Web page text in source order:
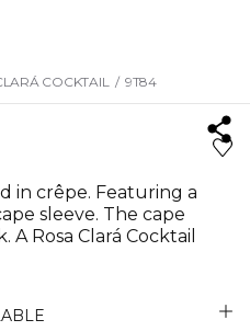
COCKTAIL / 9T84
in crêpe. Featuring a
sleeve. The cape
Rosa Clará Cocktail